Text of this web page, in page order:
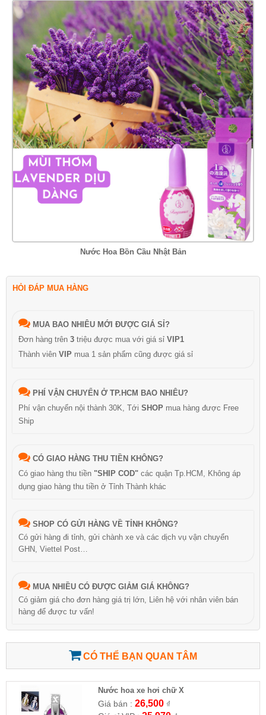
Nước Hoa Bồn Cầu Nhật Bản
HỎI ĐÁP MUA HÀNG
MUA BAO NHIÊU MỚI ĐƯỢC GIÁ SỈ?
Đơn hàng trên 3 triệu được mua với giá sỉ VIP1
Thành viên VIP mua 1 sản phẩm cũng được giá sỉ
PHÍ VẬN CHUYỂN Ở TP.HCM BAO NHIÊU?
Phí vận chuyển nội thành 30K, Tới SHOP mua hàng được Free
Ship
CÓ GIAO HÀNG THU TIỀN KHÔNG?
Có giao hàng thu tiền "SHIP COD" các quận Tp.HCM, Không áp
dụng giao hàng thu tiền ở Tỉnh Thành khác
SHOP CÓ GỬI HÀNG VỀ TỈNH KHÔNG?
Có gửi hàng đi tỉnh, gửi chành xe và các dịch vụ vận chuyển
GHN, Viettel Post…
MUA NHIỀU CÓ ĐƯỢC GIẢM GIÁ KHÔNG?
Có giảm giá cho đơn hàng giá trị lớn, Liên hệ với nhân viên bán
hàng để được tư vấn!
CÓ THỂ BẠN QUAN TÂM
Nước hoa xe hơi chữ X
Giá bán : 26,500₫